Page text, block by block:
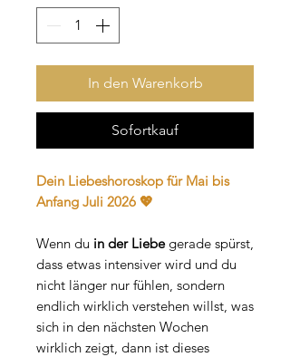
In den Warenkorb
Sofortkauf
Dein Liebeshoroskop für Mai bis
Anfang Juli 2026 💖
Wenn du in der Liebegerade spürst,
dass etwas intensiver wird und du
nicht länger nur fühlen, sondern
endlich wirklich verstehen willst, was
sich in den nächsten Wochen
wirklich zeigt, dann ist dieses